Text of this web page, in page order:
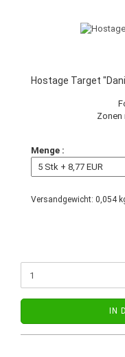
Hostage Target
Zonen
Menge :
Versandgewicht: 0,054
IN